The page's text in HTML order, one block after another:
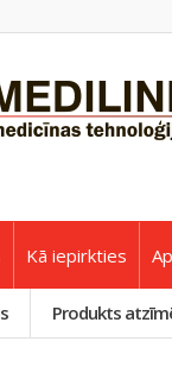
Kā iepirkties
Produkts